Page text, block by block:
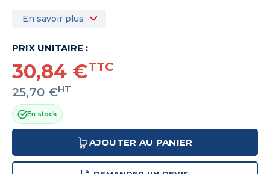
En savoir plus
PRIX UNITAIRE :
30,84 €TTC
25,70 €HT
En stock
AJOUTER AU PANIER